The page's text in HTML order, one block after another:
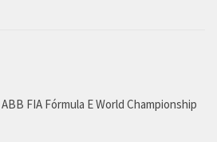
FIA Fórmula E World Championship